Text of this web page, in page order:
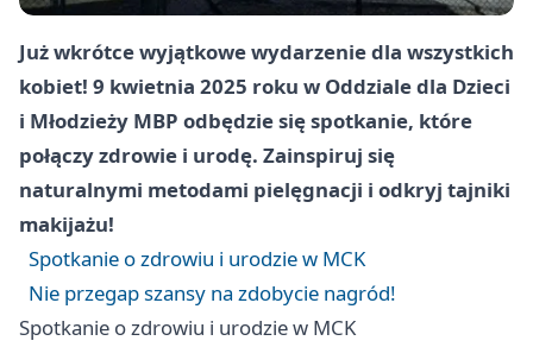
Już wkrótce wyjątkowe wydarzenie dla wszystkich
kobiet! 9 kwietnia 2025 roku w Oddziale dla Dzieci
i Młodzieży MBP odbędzie się spotkanie, które
połączy zdrowie i urodę. Zainspiruj się
naturalnymi metodami pielęgnacji i odkryj tajniki
makijażu!
Spotkanie o zdrowiu i urodzie w MCK
Nie przegap szansy na zdobycie nagród!
Spotkanie o zdrowiu i urodzie w MCK